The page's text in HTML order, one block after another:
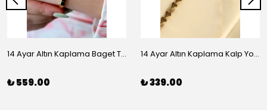
14 Ayar Altın Kaplama Baget Taşlı Vip Bileklik
₺ 559.00
14 Ayar Altın Kaplama Kalp Yolu Bileklik
₺ 339.00